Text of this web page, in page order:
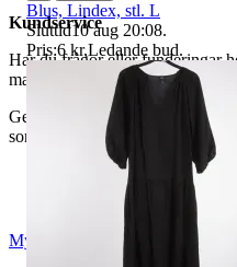
Kundservice
Har du frågor eller funderingar
mail:
webbshop@myrorna.se
Genom att buda på våra
som du hittar på vår infosida här
Myrorna
Blus, Lindex, stl. L
Sluttid10 aug 20:08.
Pris:6 kr,Ledande bud.